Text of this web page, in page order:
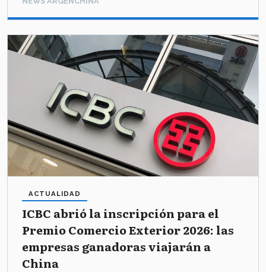
ICBC abrió la inscripción para el
Premio Comercio Exterior 2026: las
empresas ganadoras viajarán a
China
ACTUALIDAD